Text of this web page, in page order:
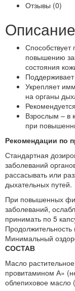
Отзывы (0)
Описание
Способствует
повышению
состояния
Укрепляет
на органы
Взрослым – в
при
Рекомендации по
Стандартная
заболеваний
рассасывать или
дыхательных путей.
При повышенных
заболеваний,
принимать по 5
Минимальный
СОСТАВ
Масло
провитамином А»
облепиховое масло